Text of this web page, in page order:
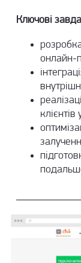
Ключові
онлайн-